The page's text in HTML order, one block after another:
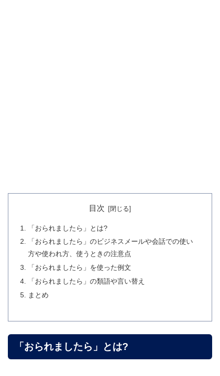
目次
「おられましたら」とは?
「おられましたら」のビジネスメールや会話での使い
方や使われ方、使うときの注意点
「おられましたら」を使った例文
「おられましたら」の類語や言い替え
まとめ
「おられましたら」とは?